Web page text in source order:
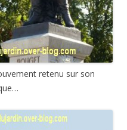
retenu sur son